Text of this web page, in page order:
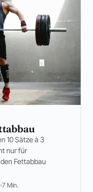
10 Sätze à 3
nur für
Fettabbau
7 Min.